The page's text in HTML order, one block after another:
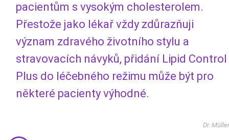
pacientům s vysokým cholesterolem.
Přestože jako lékař vždy zdůrazňuji
význam zdravého životního stylu a
stravovacích návyků, přidání Lipid Control
Plus do léčebného režimu může být pro
některé pacienty výhodné.
Dr. Müller